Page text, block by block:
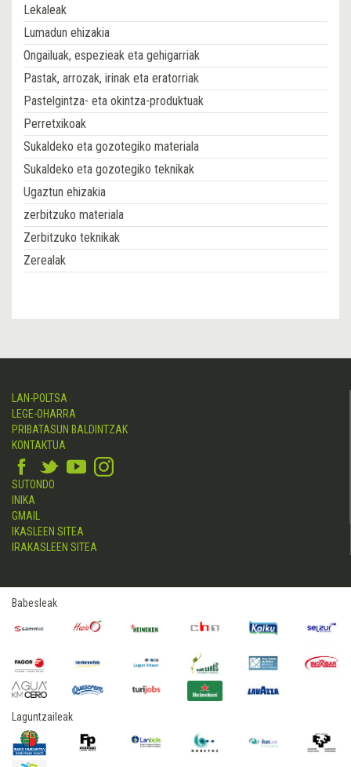
Lekaleak
Lumadun ehizakia
Ongailuak, espezieak eta gehigarriak
Pastak, arrozak, irinak eta eratorriak
Pastelgintza- eta okintza-produktuak
Perretxikoak
Sukaldeko eta gozotegiko materiala
Sukaldeko eta gozotegiko teknikak
Ugaztun ehizakia
zerbitzuko materiala
Zerbitzuko teknikak
Zerealak
LAN-POLTSA
LEGE-OHARRA
PRIBATASUN BALDINTZAK
KONTAKTUA
SUTONDO
INIKA
GMAIL
IKASLEEN SITEA
IRAKASLEEN SITEA
Babesleak
Laguntzaileak